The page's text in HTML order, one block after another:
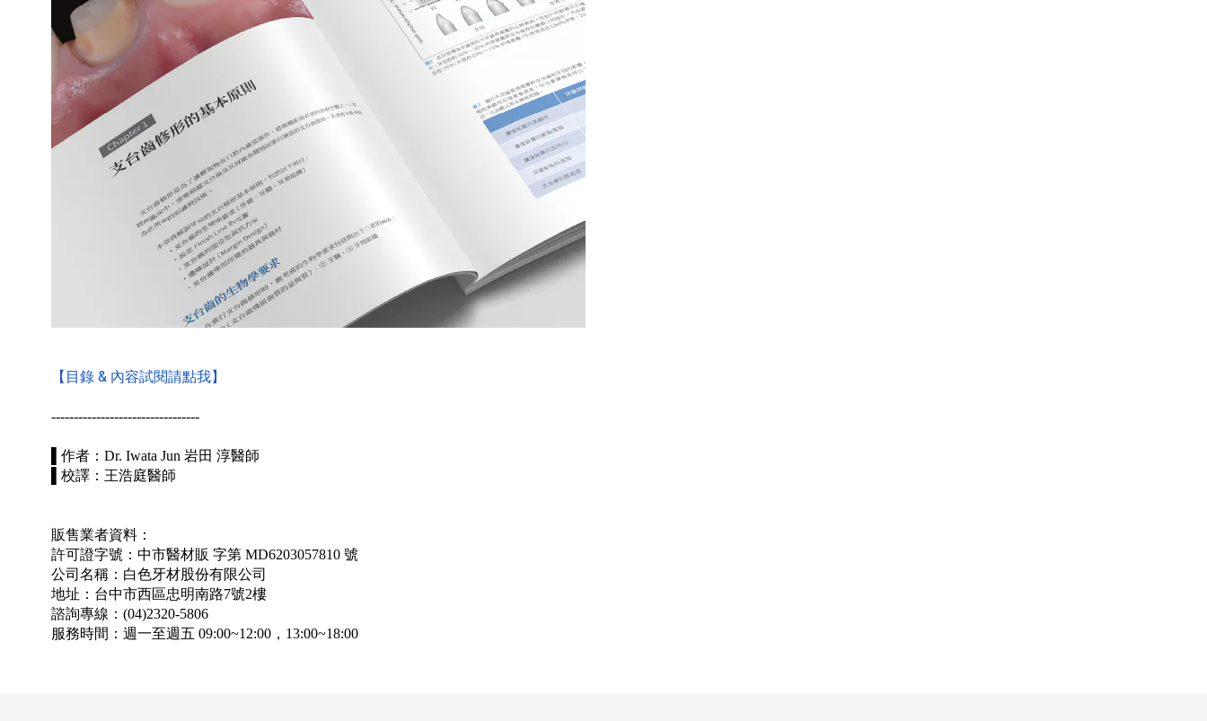
【目錄 & 內容試閱請點我】
---------------------------------
​▌作者：Dr. Iwata Jun 岩田 淳醫師
​▌校譯：王浩庭醫師
販售業者資料：
許可證字號：中市醫材販 字第 MD6203057810 號
公司名稱：白色牙材股份有限公司
地址：台中市西區忠明南路7號2樓
諮詢專線：(04)2320-5806
服務時間：週一至週五 09:00~12:00，13:00~18:00